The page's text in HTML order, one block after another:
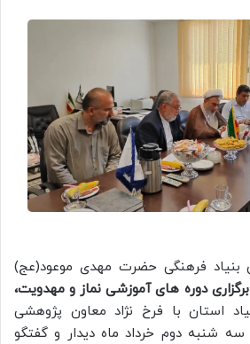
بنیاد فرهنگی حضرت مهدی موعود(عج)
دوره های آموزشی نماز و مهدویت،
استان با فرخ نژاد معاون پژوهشی
سه شنبه دوم خرداد ماه دیدار و گفتگو